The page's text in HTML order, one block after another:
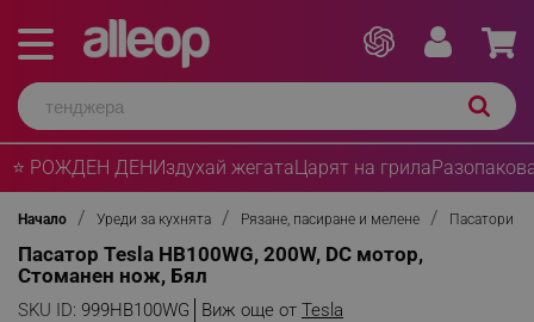
⭐ РОЖДЕН ДЕНИздухай жегатаЦарят на грила
Начало Уреди за кухнята Рязане, пасиране и мелене Пасатори
Пасатор Tesla HB100WG, 200W, DC мотор,
Стоманен нож, Бял
SKU ID: 999HB100WG Виж още от Tesla